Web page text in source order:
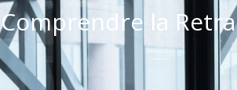
Comprendre la